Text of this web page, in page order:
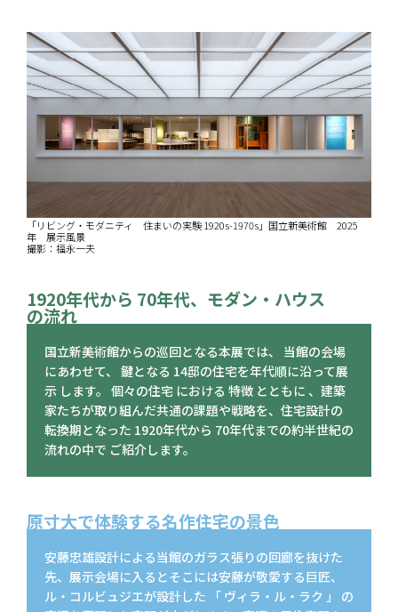
「リビング・モダニティ 住まいの実験 1920s-1970s」国立新美術館 2025
年 展示風景
撮影：福永一夫
1920年代から 70年代、 モダン・ハウス
の流れ
国立新美術館からの巡回となる本展では、 当館の会場
にあわせて、 鍵となる 14邸の住宅を年代順に沿って展
示 します。 個々の住宅 における 特徴 とともに 、建築
家たちが取り組んだ共通の課題や戦略を、住宅設計の
転換期となった 1920年代から 70年代までの約半世紀の
流れの中で ご紹介します。
原寸大で体験する名作住宅の景色
安藤忠雄設計による当館のガラス張りの回廊を抜けた
先、展示会場に入るとそこには安藤が敬愛する巨匠、
ル・コルビュジエが設計した 「 ヴィラ・ル・ラク 」 の